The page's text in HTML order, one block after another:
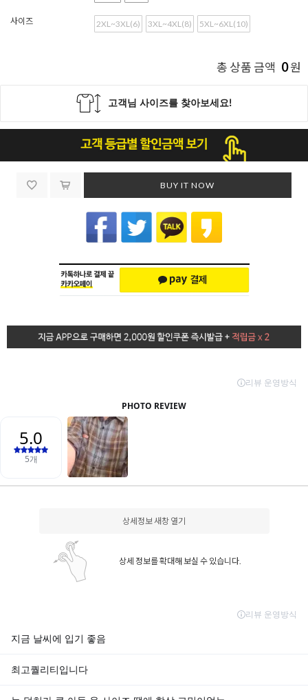
사이즈 2XL~3XL(6) 3XL~4XL(8) 5XL~6XL(10)
총 상품 금액 0원
BUY IT NOW
상세정보 새창 열기
상세 정보를 확대해 보실 수 있습니다.